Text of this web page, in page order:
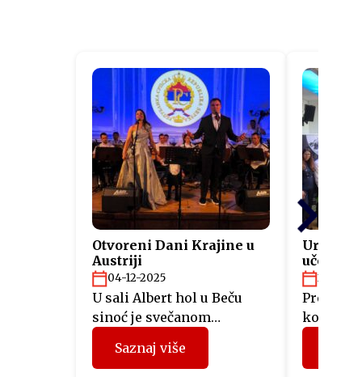
Otvoreni Dani Krajine u
Austriji
04-12-2025
U sali Albert hol u Beču
sinoć je svečanom
manifestacija Dani Krajine
Saznaj više
26-11-